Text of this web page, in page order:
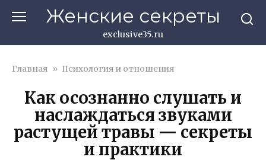
Женские секреты
exclusive35.ru
Главная » Психология и отношения
Как осознанно слушать и
наслаждаться звуками
растущей травы — секреты
и практики